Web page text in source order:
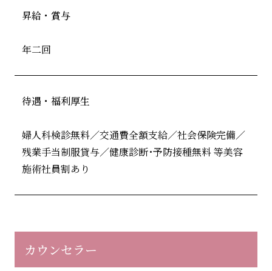
昇給・賞与
年二回
待遇・福利厚生
婦人科検診無料／交通費全額支給／社会保険完備／
残業手当制服貸与／健康診断･予防接種無料 等美容
施術社員割あり
カウンセラー